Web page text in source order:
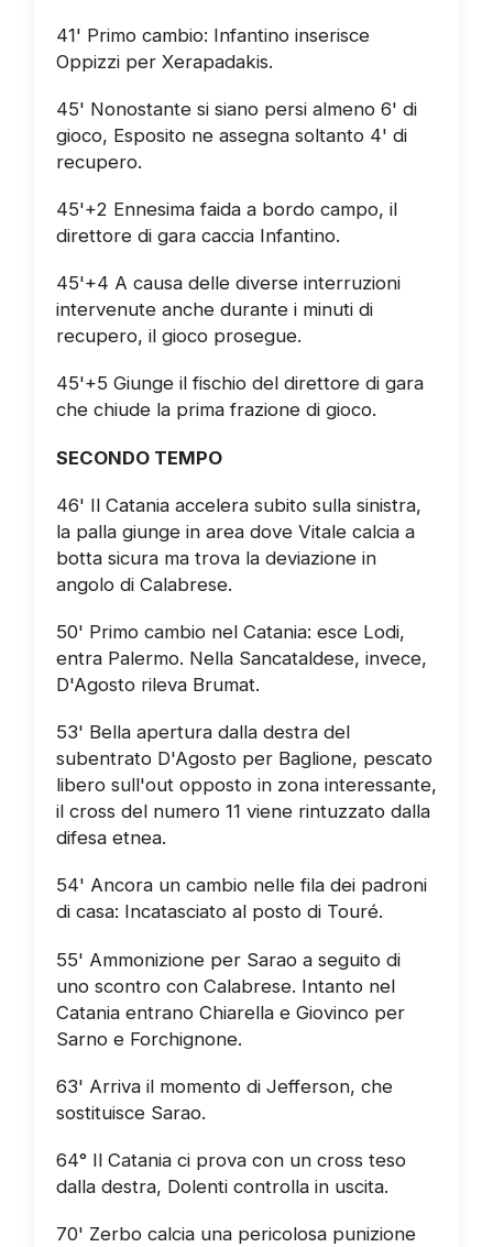
41' Primo cambio: Infantino inserisce
Oppizzi per Xerapadakis.
45' Nonostante si siano persi almeno 6' di
gioco, Esposito ne assegna soltanto 4' di
recupero.
45'+2 Ennesima faida a bordo campo, il
direttore di gara caccia Infantino.
45'+4 A causa delle diverse interruzioni
intervenute anche durante i minuti di
recupero, il gioco prosegue.
45'+5 Giunge il fischio del direttore di gara
che chiude la prima frazione di gioco.
SECONDO TEMPO
46' Il Catania accelera subito sulla sinistra,
la palla giunge in area dove Vitale calcia a
botta sicura ma trova la deviazione in
angolo di Calabrese.
50' Primo cambio nel Catania: esce Lodi,
entra Palermo. Nella Sancataldese, invece,
D'Agosto rileva Brumat.
53' Bella apertura dalla destra del
subentrato D'Agosto per Baglione, pescato
libero sull'out opposto in zona interessante,
il cross del numero 11 viene rintuzzato dalla
difesa etnea.
54' Ancora un cambio nelle fila dei padroni
di casa: Incatasciato al posto di Touré.
55' Ammonizione per Sarao a seguito di
uno scontro con Calabrese. Intanto nel
Catania entrano Chiarella e Giovinco per
Sarno e Forchignone.
63' Arriva il momento di Jefferson, che
sostituisce Sarao.
64° Il Catania ci prova con un cross teso
dalla destra, Dolenti controlla in uscita.
70' Zerbo calcia una pericolosa punizione